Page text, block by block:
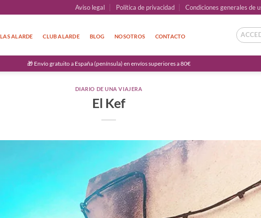
Aviso legal Política de privacidad Condiciones generales de
ALARDE CLUB ALARDE BLOG NOSOTROS CONTACTO
🎁 Envío gratuito a España (península) en envíos superiores a 80€
DIARIO DE UNA VIAJERA
El Kef